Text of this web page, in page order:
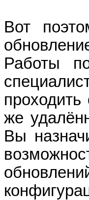
Вот
Работы
же
Вы